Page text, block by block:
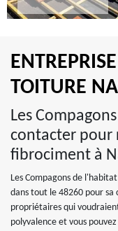
TOITURE
Les
contacter pour
fibrociment à
Les Compagons de
dans tout le 48260 pour sa
propriétaires qui
polyvalence et vous